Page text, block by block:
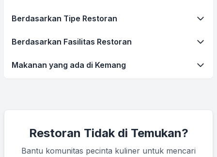
Berdasarkan Tipe Restoran
Berdasarkan Fasilitas Restoran
Makanan yang ada di Kemang
Restoran Tidak di Temukan?
Bantu komunitas pecinta kuliner untuk mencari